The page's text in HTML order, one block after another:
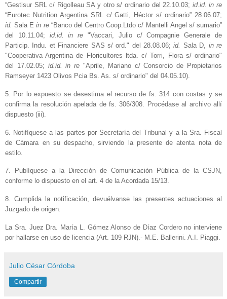
“Gestisur SRL c/ Rigolleau SA y otro s/ ordinario del 22.10.03; id.id. in re
“Eurotec Nutrition Argentina SRL c/ Gatti, Héctor s/ ordinario” 28.06.07;
id.Sala Ein re “Banco del Centro Coop.Ltdo c/ Mantelli Angel s/ sumario”
del 10.11.04; id.id. in re"Vaccari, Julio c/ Compagnie Generale de
Particip. Indu. et Financiere SAS s/ ord." del 28.08.06;id. Sala D, in re
"Cooperativa Argentina de Floricultores ltda. c/ Torri, Flora s/ ordinario"
del 17.02.05; id.id. in re"Aprile, Mariano c/ Consorcio de Propietarios
Ramseyer 1423 Olivos Pcia Bs. As. s/ ordinario" del 04.05.10).
5. Por lo expuesto se desestima el recurso de fs. 314 con costas y se
confirma la resolución apelada de fs. 306/308. Procédase al archivo allí
dispuesto (iii).
6. Notifíquese a las partes por Secretaría del Tribunal y a la Sra. Fiscal
de Cámara en su despacho, sirviendo la presente de atenta nota de
estilo.
7. Publíquese a la Dirección de Comunicación Pública de la CSJN,
conforme lo dispuesto en el art. 4 de la Acordada 15/13.
8. Cumplida la notificación, devuélvanse las presentes actuaciones al
Juzgado de origen.
La Sra. Juez Dra. María L. Gómez Alonso de Díaz Cordero no interviene
por hallarse en uso de licencia (Art. 109 RJN).- M.E. Ballerini. A.I. Piaggi.
Julio César Córdoba
Compartir